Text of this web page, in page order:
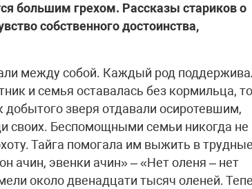
большим грехом. Рассказы стариков о
собственного достоинства,
между собой. Каждый род
и семья оставалась без кормильца, то
зверя отдавали осиротевшим,
своих. Беспомощными семьи никогда не
Тайга помогала им выжить в трудные
ачин, эвенки ачин» – «Нет оленя – нет
около двенадцати тысяч оленей.